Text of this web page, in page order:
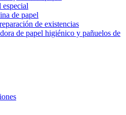
especial
de papel
de existencias
de papel higiénico y pañuelos de